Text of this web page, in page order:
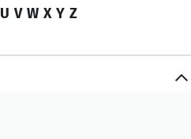
U V W X Y Z